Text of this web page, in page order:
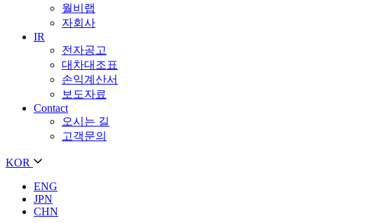
월비랩
자회사
IR
전자공고
대차대조표
손익계산서
보도자료
Contact
오시는 길
고객문의
KOR
ENG
JPN
CHN